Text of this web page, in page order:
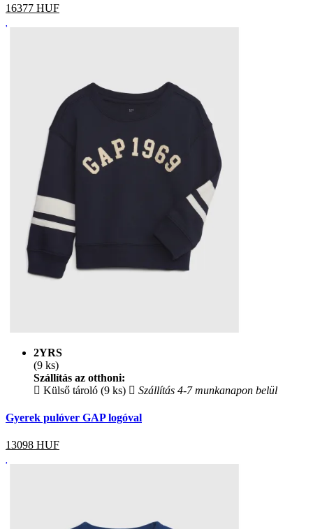
16377 HUF
2YRS
(9 ks)
Szállítás az otthoni:
Külső tároló (9 ks)
Szállítás 4-7 munkanapon belül
Gyerek pulóver GAP logóval
13098 HUF